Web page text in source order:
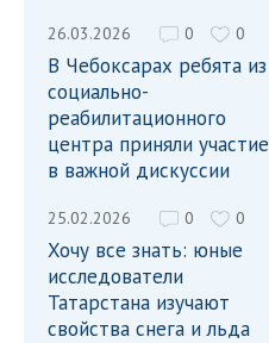
26.03.2026 0 0
В Чебоксарах ребята из
социально-
реабилитационного
центра приняли участие
в важной дискуссии
25.02.2026 0 0
Хочу все знать: юные
исследователи
Татарстана изучают
свойства снега и льда